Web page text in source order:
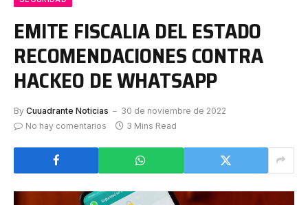
EMITE FISCALIA DEL ESTADO
RECOMENDACIONES CONTRA
HACKEO DE WHATSAPP
By Cuuadrante Noticias
30 de noviembre de 2022
No hay comentarios
3 Mins Read